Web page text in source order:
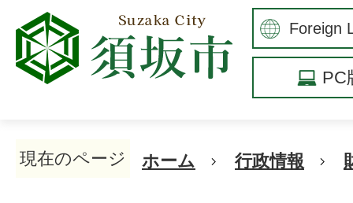
PC
現在のページ ホーム 行政情報